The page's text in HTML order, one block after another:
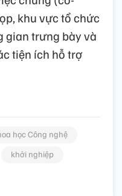
khu vực tổ chức
gian trưng bày và
tiện ích hỗ trợ
học Công nghệ
khởi nghiệp